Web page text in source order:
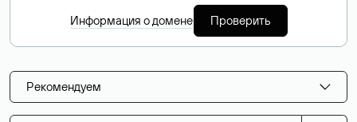
Информация о домене Проверить
Рекомендуем